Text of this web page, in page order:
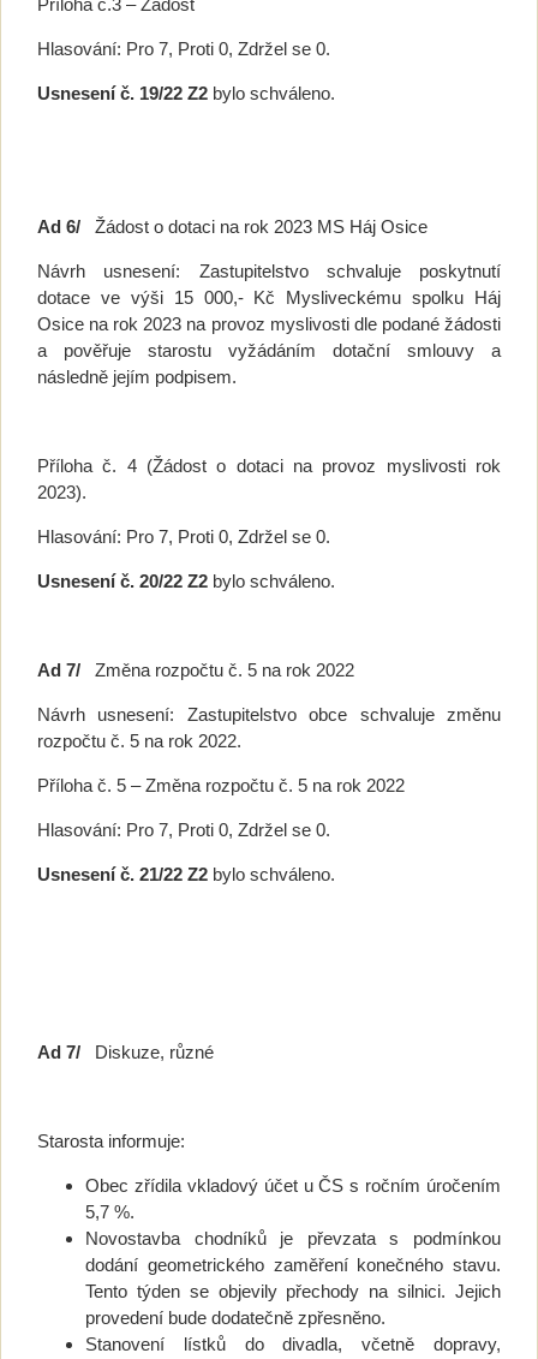
Příloha č.3 – Žádost
Hlasování: Pro 7, Proti 0, Zdržel se 0.
Usnesení č. 19/22 Z2 bylo schváleno.
Ad 6/ Žádost o dotaci na rok 2023 MS Háj Osice
Návrh usnesení: Zastupitelstvo schvaluje poskytnutí
dotace ve výši 15 000,- Kč Mysliveckému spolku Háj
Osice na rok 2023 na provoz myslivosti dle podané žádosti
a pověřuje starostu vyžádáním dotační smlouvy a
následně jejím podpisem.
Příloha č. 4 (Žádost o dotaci na provoz myslivosti rok
2023).
Hlasování: Pro 7, Proti 0, Zdržel se 0.
Usnesení č. 20/22 Z2 bylo schváleno.
Ad 7/ Změna rozpočtu č. 5 na rok 2022
Návrh usnesení: Zastupitelstvo obce schvaluje změnu
rozpočtu č. 5 na rok 2022.
Příloha č. 5 – Změna rozpočtu č. 5 na rok 2022
Hlasování: Pro 7, Proti 0, Zdržel se 0.
Usnesení č. 21/22 Z2 bylo schváleno.
Ad 7/ Diskuze, různé
Starosta informuje:
Obec zřídila vkladový účet u ČS s ročním úročením
5,7 %.
Novostavba chodníků je převzata s podmínkou
dodání geometrického zaměření konečného stavu.
Tento týden se objevily přechody na silnici. Jejich
provedení bude dodatečně zpřesněno.
Stanovení lístků do divadla, včetně dopravy,